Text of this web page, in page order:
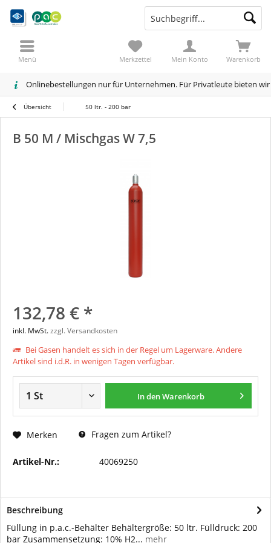
Onlinebestellungen nur für Unternehmen. Für Privatleute bieten
Warenkorb
Merkzettel Mein Konto
Menü
Übersicht 50 ltr. - 200 bar
B 50 M / Mischgas W 7,5
132,78 € *
inkl. MwSt.zzgl. Versandkosten
Bei Gasen handelt es sich in der Regel um Lagerware. Andere
Artikel sind i.d.R. in wenigen Tagen verfügbar.
In denWarenkorb
Merken Fragen zum Artikel?
Artikel-Nr.: 40069250
Beschreibung
Füllung in p.a.c.-Behälter Behältergröße: 50 ltr. Fülldruck: 200
bar Zusammensetzung: 10% H2... mehr